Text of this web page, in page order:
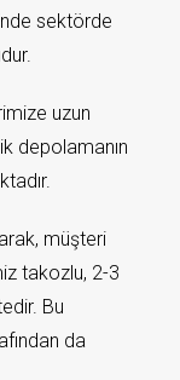
sektörde
uzun
depolamanın
müşteri
takozlu, 2-3
Bu
da